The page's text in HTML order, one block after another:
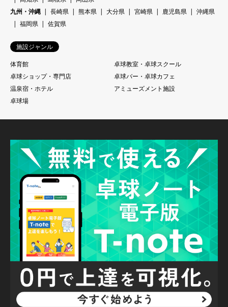
九州・沖縄
長崎県 熊本県 大分県 宮崎県 鹿児島県
沖縄県
福岡県
佐賀県
施設ジャンル
体育館
卓球教室・卓球スクール
卓球ショップ・専門店
卓球バー・卓球カフェ
温泉宿・ホテル
アミューズメント施設
卓球場